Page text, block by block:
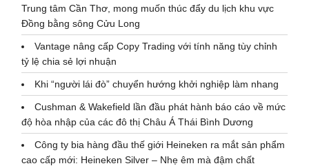
Trung tâm Cần Thơ, mong muốn thúc đẩy du lịch khu vực
Đồng bằng sông Cửu Long
Vantage nâng cấp Copy Trading với tính năng tùy chỉnh
tỷ lệ chia sẻ lợi nhuận
Khi “người lái đò” chuyển hướng khởi nghiệp làm nhang
Cushman & Wakefield lần đầu phát hành báo cáo về mức
độ hòa nhập của các đô thị Châu Á Thái Bình Dương
Công ty bia hàng đầu thế giới Heineken ra mắt sản phẩm
cao cấp mới: Heineken Silver – Nhẹ êm mà đậm chất